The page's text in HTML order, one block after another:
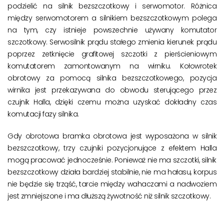
podzielić na silnik bezszczotkowy i serwomotor. Różnica
między serwomotorem a silnikiem bezszczotkowym polega
na tym, czy istnieje powszechnie używany komutator
szczotkowy. Serwosilnik prądu stałego zmienia kierunek prądu
poprzez zetknięcie grafitowej szczotki z pierścieniowym
komutatorem zamontowanym na wirniku. Kołowrotek
obrotowy za pomocą silnika bezszczotkowego, pozycja
wirnika jest przekazywana do obwodu sterującego przez
czujnik Halla, dzięki czemu można uzyskać dokładny czas
komutacji fazy silnika.
Gdy obrotowa bramka obrotowa jest wyposażona w silnik
bezszczotkowy, trzy czujniki pozycjonujące z efektem Halla
mogą pracować jednocześnie. Ponieważ nie ma szczotki, silnik
bezszczotkowy działa bardziej stabilnie, nie ma hałasu, korpus
nie będzie się trząść, tarcie między wahaczami a nadwoziem
jest zmniejszone i ma dłuższą żywotność niż silnik szczotkowy.